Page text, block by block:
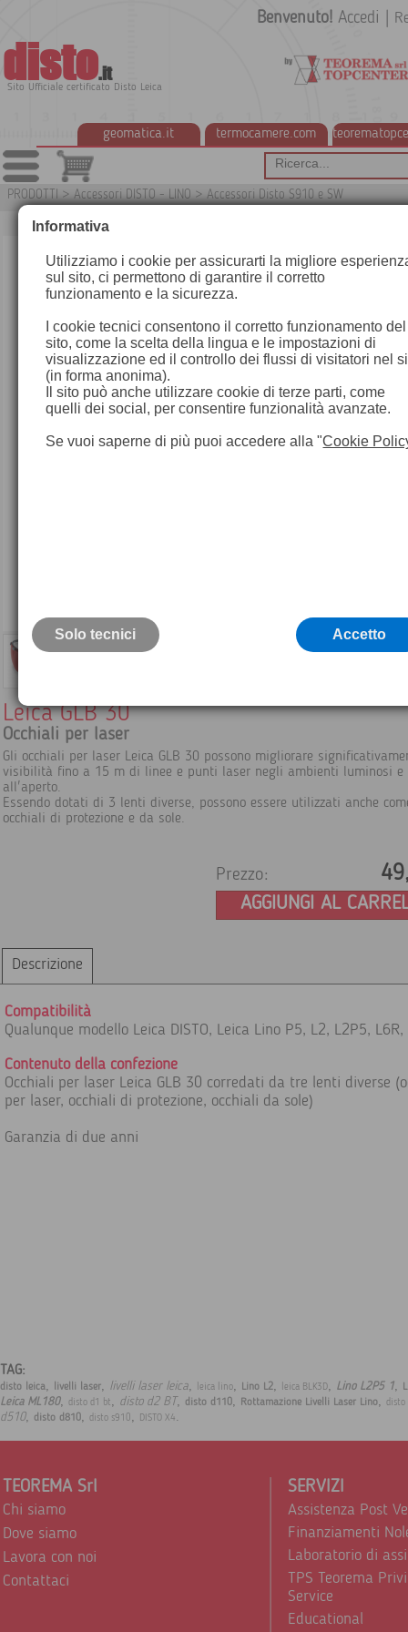
disto.it
Sito Ufficiale certificato Disto Leica
geomatica.it termocamere.com
Benvenuto! Accedi
PRODOTTI > Accessori DISTO - LINO > Accessori Disto S910 e SW
Leica GLB 30
Occhiali per laser
Gli occhiali per laser Leica GLB 30 possono migliorare
visibilità fino a 15 m di linee e punti laser negli ambienti luminosi e
all'aperto.
Essendo dotati di 3 lenti diverse, possono essere utilizzati anche
occhiali di protezione e da sole.
Prezzo:
AGGIUNGI AL
Descrizione
Compatibilità
Qualunque modello Leica DISTO, Leica Lino P5, L2, L2P5, L6R,
Contenuto della confezione
Occhiali per laser Leica GLB 30 corredati da tre lenti diverse
per laser, occhiali di protezione, occhiali da sole)
Garanzia di due anni
TAG:
disto leica, livelli laser, livelli laser leica, leica lino, Lino L2, leica BLK3D, Lino L2P5 1,
Leica ML180, disto d1 bt, disto d2 BT, disto d110, Rottamazione Livelli Laser Lino, disto
d510, disto d810, disto s910, DISTO X4.
TEOREMA Srl
Chi siamo
Dove siamo
Lavora con noi
Contattaci
SERVIZI
Assistenza Post
Finanziamenti
Laboratorio di
TPS Teorema
Service
Educational
Informativa
Utilizziamo i cookie per assicurarti la migliore
sul sito, ci permettono di garantire il corretto
funzionamento e la sicurezza.
I cookie tecnici consentono il corretto funzionamento del
sito, come la scelta della lingua e le impostazioni di
visualizzazione ed il controllo dei flussi di visitatori nel
(in forma anonima).
Il sito può anche utilizzare cookie di terze parti, come
quelli dei social, per consentire funzionalità avanzate.
Se vuoi saperne di più puoi accedere alla "Cookie
Solo tecnici Accetto